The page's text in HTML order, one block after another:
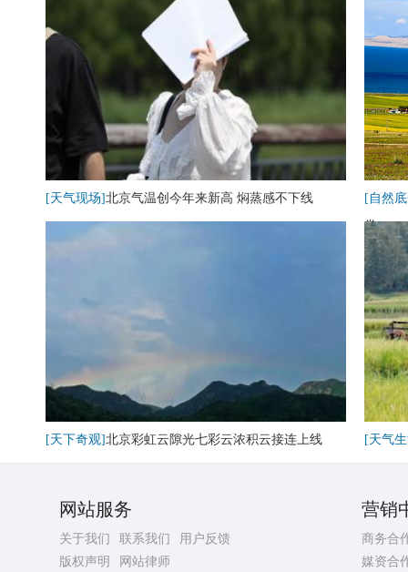
[天气现场]北京气温创今年来新高 焖蒸感不下线
[自然
卷
[天下奇观]北京彩虹云隙光七彩云浓积云接连上线 [天气
网站服务
关于我们 联系我们
用户反馈
版权声明
网站律师
营销
商务合
媒资合